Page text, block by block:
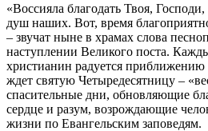
«Воссияла благодать Твоя,
душ наших. Вот, время
– звучат ныне в храмах слова
наступлении Великого поста.
христианин радуется
ждет святую Четыредесятницу –
спасительные дни, обновляющие
сердце и разум, возрождающие
жизни по Евангельским заповедям.